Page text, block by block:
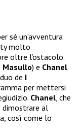
sé un’avventura
molto
oltre l’ostacolo.
Masullo) e Chanel
de I
per mettersi
Chanel , che
dimostrare al
così come lo